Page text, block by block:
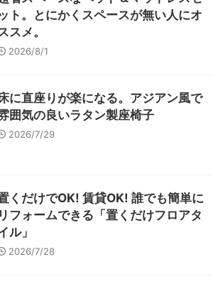
ト。とにかくスペースが無い人にオ
スメ。
2026/8/1
に直座りが楽になる。アジアン風で
囲気の良いラタン製座椅子
2026/7/29
くだけでOK! 賃貸OK! 誰でも簡単に
リフォームできる「置くだけフロアタ
ル」
2026/7/28